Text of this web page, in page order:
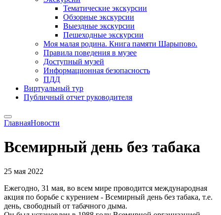
Тематические экскурсии
Обзорные экскурсии
Выездные экскурсии
Пешеходные экскурсии
Моя малая родина. Книга памяти Шарыпово.
Правила поведения в музее
Доступный музей
Информационная безопасность
ПДД
Виртуальный тур
Публичный отчет руководителя
ГлавнаяНовости
Всемирный день без табака
25 мая 2022
Ежегодно, 31 мая, во всем мире проводится международная
акция по борьбе с курением - Всемирный день без табака, т.е.
день, свободный от табачного дыма.